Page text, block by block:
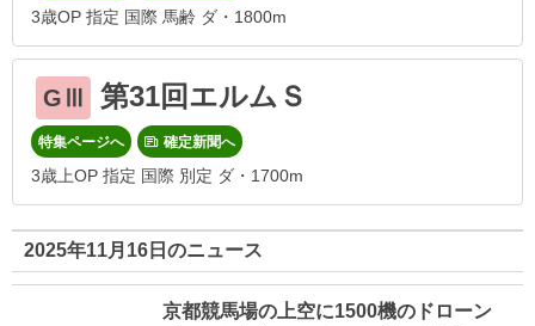
3歳OP 指定 国際 馬齢 ダ・1800m
GⅢ 第31回エルムＳ
特集ページへ 確定新聞へ
3歳上OP 指定 国際 別定 ダ・1700m
2025年11月16日のニュース
京都競馬場の上空に1500機のドローン